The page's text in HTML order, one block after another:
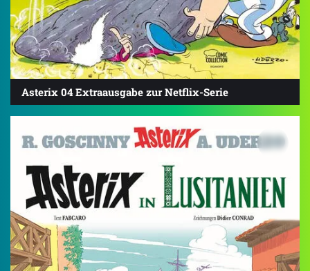
Asterix 04 Extraausgabe zur Netflix-Serie